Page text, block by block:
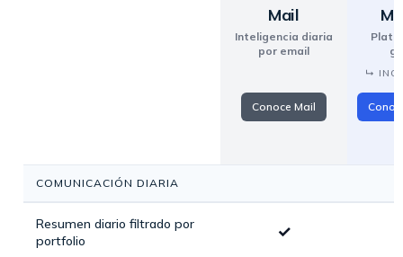
Mail
Inteligencia diaria
por email
Conoce Mail
↳
COMUNICACIÓN DIARIA
Resumen diario filtrado por
portfolio
✓